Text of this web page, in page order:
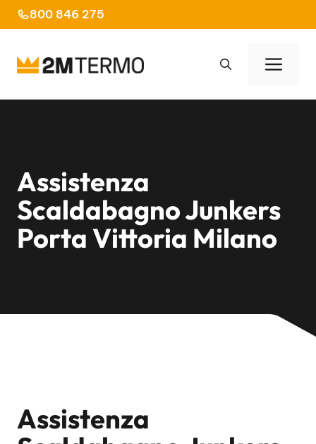
al
800 846 275
Assistenza
Scaldabagno Junkers
Porta Vittoria Milano
Assistenza